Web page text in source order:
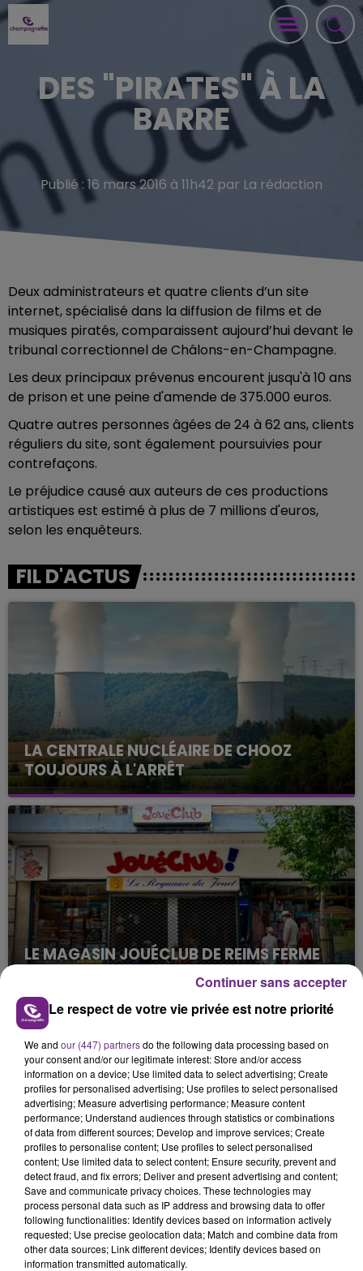
DES "PIRATES" À LA
BARRE
Publié : 16 mars 2016 à 11h42 par La rédaction
Deux administrateurs et quatre clients d’un site
internet, spécialisé dans la diffusion de films et de
musiques piratés, comparaissent aujourd’hui devant le
tribunal correctionnel de Châlons-en-Champagne.
Les deux principaux prévenus encourent jusqu'à 10 ans
de prison et une peine d'amende de 375.000 euros.
Quatre autres personnes âgées de 24 à 62 ans, clients
réguliers du site, sont également poursuivies pour
contrefaçons.
Le préjudice causé aux auteurs de ces productions
artistiques est estimé à plus de 7 millions d'euros,
selon les enquêteurs.
FIL D'ACTUS
LA CENTRALE NUCLÉAIRE DE CHOOZ
TOUJOURS À L'ARRÊT
Cela fait déjà une semaine que la centrale
nucléaire ardennaise est à l'arrêt. Une situation
justifiée par la sécheresse intense qui est toujours
présente.
LE MAGASIN JOUÉCLUB DE REIMS FERME
C'était l'une des institutions du centre-ville
rémois. Le magasin JouéClub est contraint de
fermer ses portes.
TITRES DIFFUSÉS
23h51
23h51
MATT SIMONS
23h48
23h48
Le respect de votre vie privée est notre priorité
We and our (447) partnersdo the following data processing based on
your consent and/or our legitimate interest: Store and/or access
information on a device; Use limited data to select advertising; Create
profiles for personalised advertising; Use profiles to select personalised
advertising; Measure advertising performance; Measure content
performance; Understand audiences through statistics or combinations
of data from different sources; Develop and improve services; Create
profiles to personalise content; Use profiles to select personalised
content; Use limited data to select content; Ensure security, prevent and
detect fraud, and fix errors; Deliver and present advertising and content;
Save and communicate privacy choices. These technologies may
process personal data such as IP address and browsing data to offer
following functionalities: Identify devices based on information actively
requested; Use precise geolocation data; Match and combine data from
other data sources; Link different devices; Identify devices based on
information transmitted automatically.
Continuer sans accepter